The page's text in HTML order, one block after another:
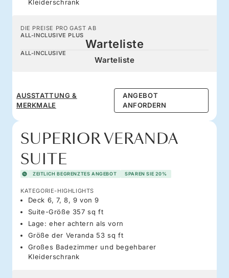
Kleiderschrank
DIE PREISE PRO GAST AB
ALL-INCLUSIVE PLUS
Warteliste
ALL-INCLUSIVE
Warteliste
AUSSTATTUNG &
MERKMALE
ANGEBOT
ANFORDERN
SUPERIOR VERANDA
SUITE
ZEITLICH BEGRENZTES ANGEBOT SPAREN SIE 20%
KATEGORIE-HIGHLIGHTS
Deck 6, 7, 8, 9 von 9
Suite-Größe 357 sq ft
Lage: eher achtern als vorn
Größe der Veranda 53 sq ft
Großes Badezimmer und begehbarer
Kleiderschrank